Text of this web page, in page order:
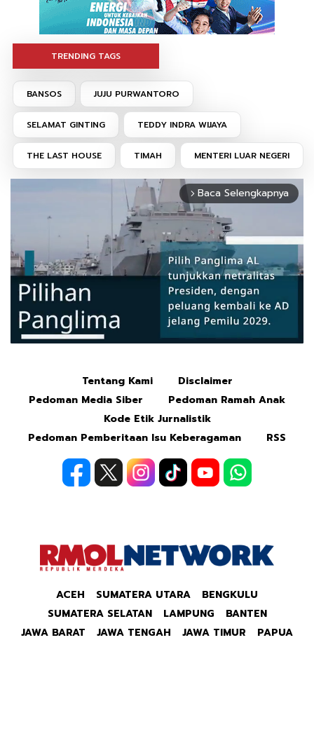
TRENDING TAGS
BANSOS JUJU PURWANTORO
SELAMAT GINTING TEDDY INDRA WIJAYA
THE LAST HOUSE TIMAH MENTERI LUAR NEGERI
arrow_forward_ios Baca Selengkapnya
Tentang Kami
Disclaimer
Pedoman Media Siber
Pedoman Ramah Anak
Kode Etik Jurnalistik
Pedoman Pemberitaan Isu Keberagaman
RSS
ACEH SUMATERA UTARA
BENGKULU
SUMATERA SELATAN
LAMPUNG
BANTEN
JAWA BARAT
JAWA TENGAH JAWA TIMUR PAPUA